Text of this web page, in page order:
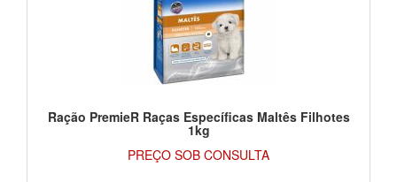
Ração PremieR Raças Específicas Maltês Filhotes
1kg
PREÇO SOB CONSULTA